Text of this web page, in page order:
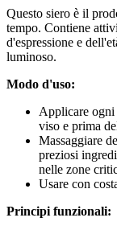
Questo siero è il
tempo. Contiene
d'espressione e
luminoso.
Modo d'uso:
Applicare ogni
viso e prima
Massaggiare
preziosi
nelle zone
Usare con
Principi funzionali: